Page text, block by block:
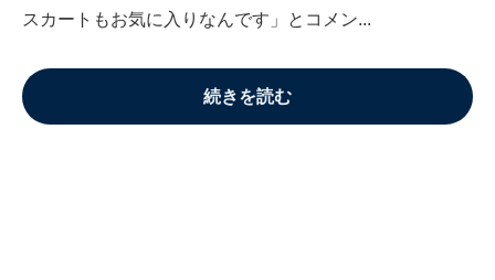
スカートもお気に入りなんです」とコメン...
続きを読む